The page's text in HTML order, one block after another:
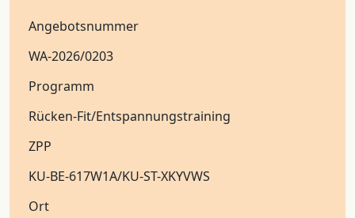
Angebotsnummer
Programm
ZPP
Ort